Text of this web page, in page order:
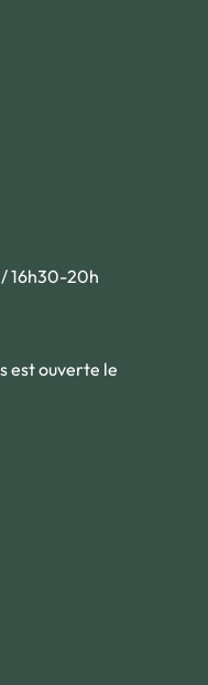
16h30-20h
est ouverte le